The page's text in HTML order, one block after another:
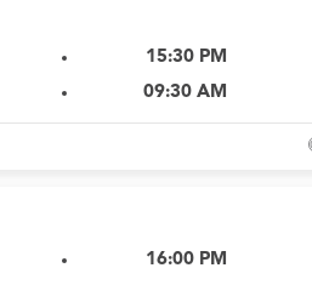
15:30 PM
09:30 AM
16:00 PM